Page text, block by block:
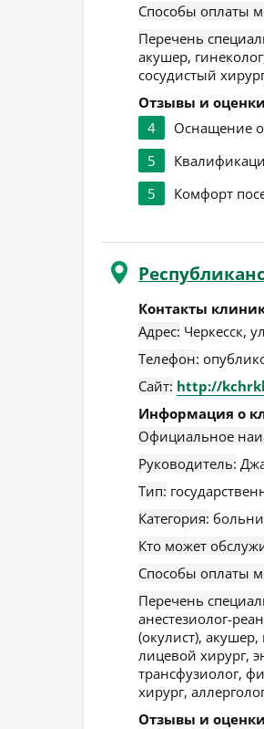
Способы оплаты
Перечень
акушер,
сосудистый
Отзывы и
4
Оснащение
5
5
Комфорт
Контакты
Адрес: Черкесск,
Телефон:
Сайт: http://
Информация о
Официальное
Руководитель:
Тип:
Категория:
Кто может
Способы оплаты
Перечень
анестезиолог-
(окулист),
лицевой хирург,
трансфузиолог,
хирург,
Отзывы и